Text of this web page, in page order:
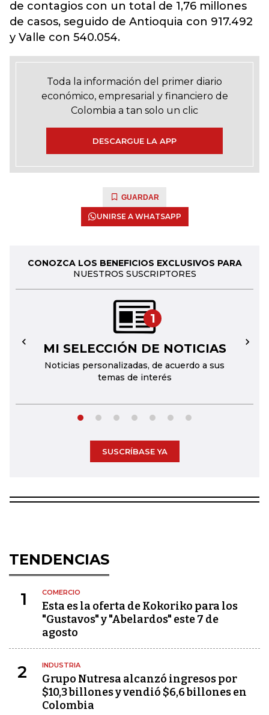
de contagios con un total de 1,76 millones
de casos, seguido de Antioquia con 917.492
y Valle con 540.054.
Toda la información del primer diario
económico, empresarial y financiero de
Colombia a tan solo un clic
DESCARGUE LA APP
GUARDAR
UNIRSE A WHATSAPP
CONOZCA LOS BENEFICIOS EXCLUSIVOS PARA
NUESTROS SUSCRIPTORES
1
MI SELECCIÓN DE NOTICIAS
Noticias personalizadas, de acuerdo a sus
temas de interés
← →
SUSCRÍBASE YA
TENDENCIAS
1 COMERCIO
Esta es la oferta de Kokoriko para los
"Gustavos" y "Abelardos" este 7 de
agosto
2 INDUSTRIA
Grupo Nutresa alcanzó ingresos por
$10,3 billones y vendió $6,6 billones en
Colombia